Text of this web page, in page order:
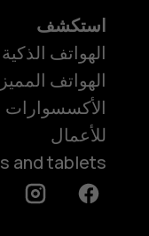
استكشف
الهواتف الذكية
الهواتف
الأكسسوارات
للأعمال
and tablets
Facebook